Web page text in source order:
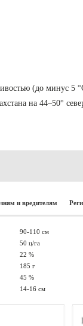
(до минус
на 44–50°
и вредителям
90-110 см
50 ц/га
22 %
185 г
45 %
14-16 см